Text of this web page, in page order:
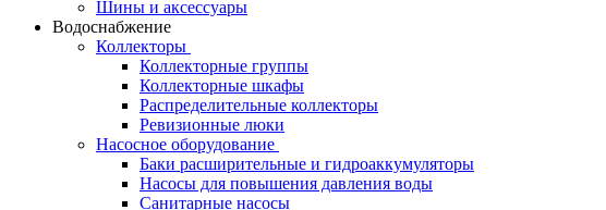
Шины и аксессуары
Водоснабжение
Коллекторы
Коллекторные группы
Коллекторные шкафы
Распределительные коллекторы
Ревизионные люки
Насосное оборудование
Баки расширительные и гидроаккумуляторы
Насосы для повышения давления воды
Санитарные насосы